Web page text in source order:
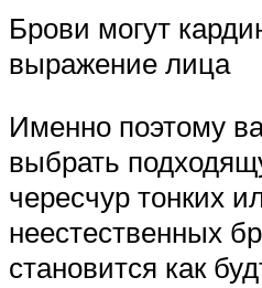
Брови могут
выражение лица
Именно поэтому
выбрать
чересчур тонких
неестественных
становится как